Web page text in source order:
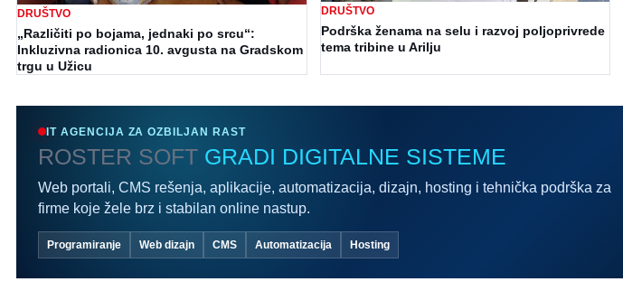
DRUŠTVO
„Različiti po bojama, jednaki po srcu“:
Inkluzivna radionica 10. avgusta na Gradskom
trgu u Užicu
DRUŠTVO
Podrška ženama na selu i razvoj poljoprivrede
tema tribine u Arilju
IT AGENCIJA ZA OZBILJAN RAST
ROSTER SOFT GRADI DIGITALNE SISTEME
Web portali, CMS rešenja, aplikacije, automatizacija, dizajn, hosting i tehnička podrška za
firme koje žele brz i stabilan online nastup.
Programiranje Web dizajn CMS Automatizacija Hosting